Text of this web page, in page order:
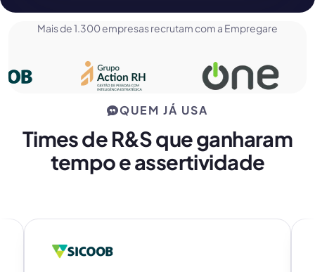
Mais de 1.300 empresas recrutam com a Empregare
QUEM JÁ USA
Times de R&S que ganharam
tempo e assertividade